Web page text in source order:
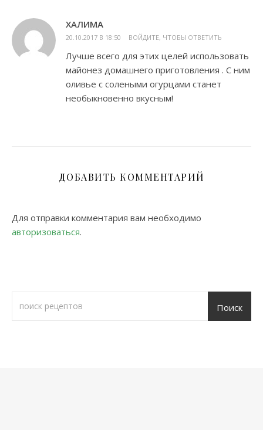
ХАЛИМА
20.10.2017 В 18:50 ВОЙДИТЕ, ЧТОБЫ ОТВЕТИТЬ
Лучше всего для этих целей использовать
майонез домашнего приготовления . С ним
оливье с солеными огурцами станет
необыкновенно вкусным!
ДОБАВИТЬ КОММЕНТАРИЙ
Для отправки комментария вам необходимо
авторизоваться.
Поиск